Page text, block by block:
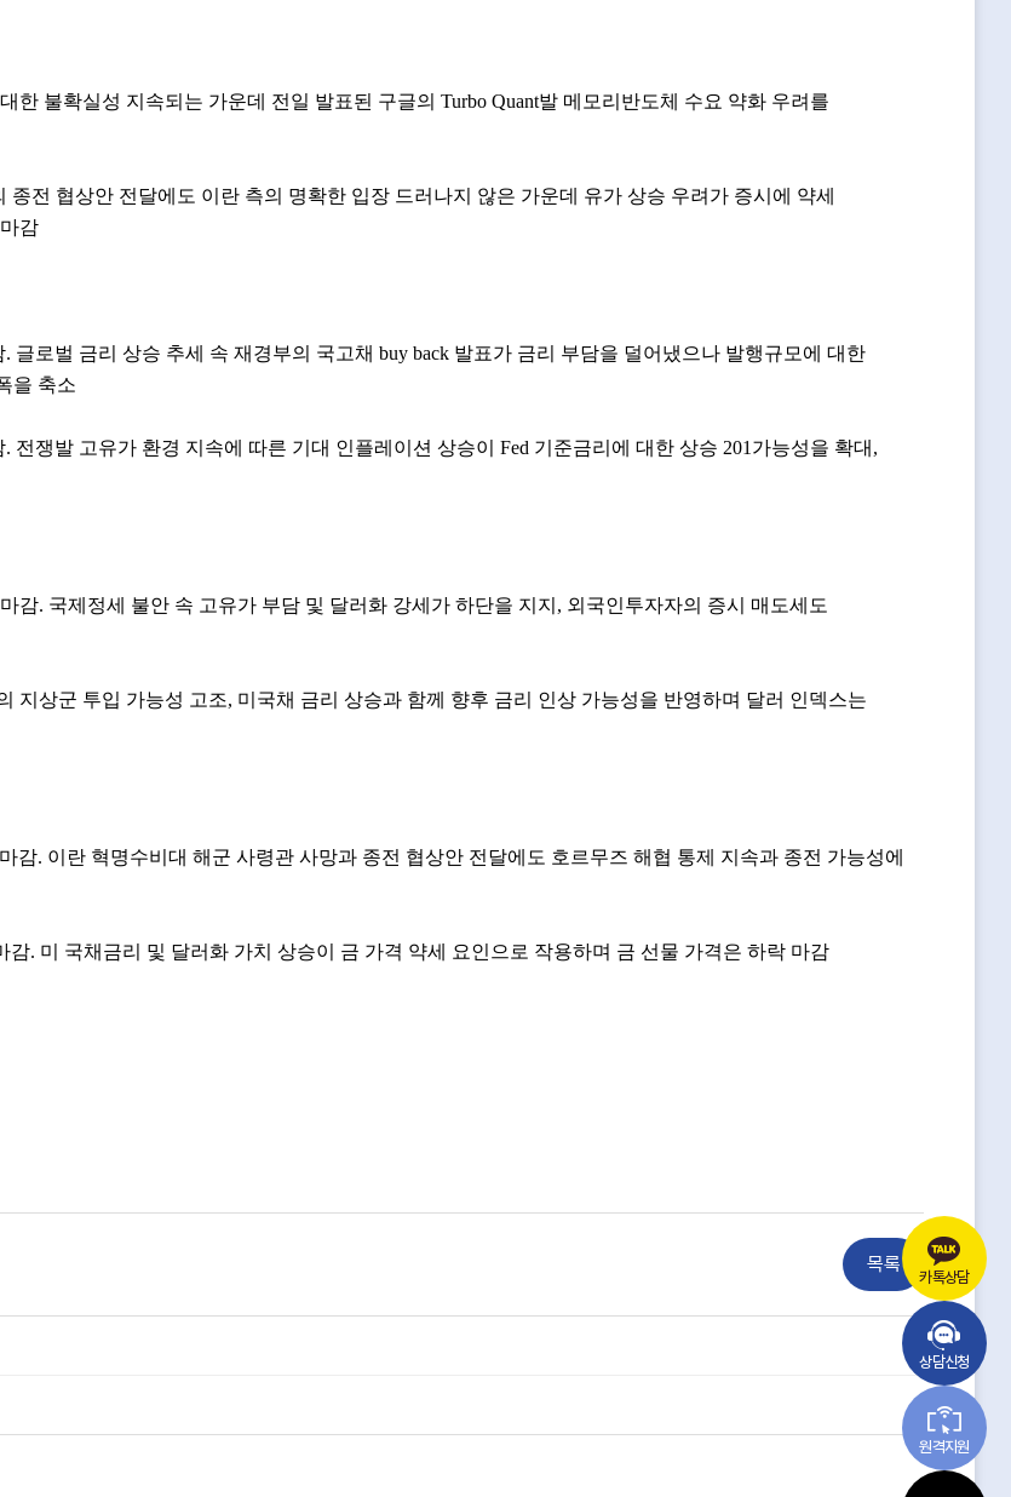
한 불확실성 지속되는 가운데 전일 발표된 구글의 Turbo Quant발 메모리반도체 수요 약화 우려를
종전 협상안 전달에도 이란 측의 명확한 입장 드러나지 않은 가운데 유가 상승 우려가 증시에 약세
감
글로벌 금리 상승 추세 속 재경부의 국고채 buy back 발표가 금리 부담을 덜어냈으나 발행규모에 대한
을 축소
전쟁발 고유가 환경 지속에 따른 기대 인플레이션 상승이 Fed 기준금리에 대한 상승 201가능성을 확대,
감. 국제정세 불안 속 고유가 부담 및 달러화 강세가 하단을 지지, 외국인투자자의 증시 매도세도
지상군 투입 가능성 고조, 미국채 금리 상승과 함께 향후 금리 인상 가능성을 반영하며 달러 인덱스는
감. 이란 혁명수비대 해군 사령관 사망과 종전 협상안 전달에도 호르무즈 해협 통제 지속과 종전 가능성에
감. 미 국채금리 및 달러화 가치 상승이 금 가격 약세 요인으로 작용하며 금 선물 가격은 하락 마감
목록
카톡상담
상담신청
원격지원